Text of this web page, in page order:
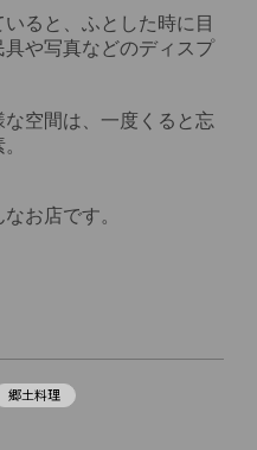
ると、ふとした時に目
や写真などのディスプ
空間は、一度くると忘
お店です。
郷土料理